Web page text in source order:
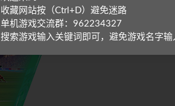
收藏网站按（Ctrl+D）避免迷路
单机游戏交流群：962234327
搜索游戏输入关键词即可，避免游戏名字输